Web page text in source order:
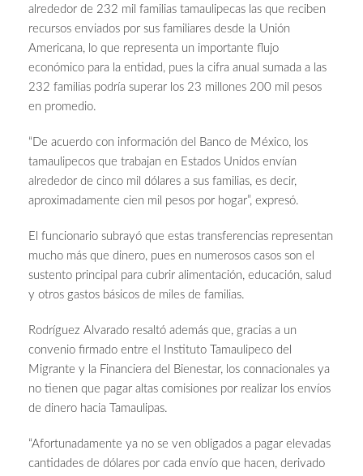
alrededor de 232 mil familias tamaulipecas las que reciben
recursos enviados por sus familiares desde la Unión
Americana, lo que representa un importante flujo
económico para la entidad, pues la cifra anual sumada a las
232 familias podría superar los 23 millones 200 mil pesos
en promedio.
“De acuerdo con información del Banco de México, los
tamaulipecos que trabajan en Estados Unidos envían
alrededor de cinco mil dólares a sus familias, es decir,
aproximadamente cien mil pesos por hogar”, expresó.
El funcionario subrayó que estas transferencias representan
mucho más que dinero, pues en numerosos casos son el
sustento principal para cubrir alimentación, educación, salud
y otros gastos básicos de miles de familias.
Rodríguez Alvarado resaltó además que, gracias a un
convenio firmado entre el Instituto Tamaulipeco del
Migrante y la Financiera del Bienestar, los connacionales ya
no tienen que pagar altas comisiones por realizar los envíos
de dinero hacia Tamaulipas.
“Afortunadamente ya no se ven obligados a pagar elevadas
cantidades de dólares por cada envío que hacen, derivado